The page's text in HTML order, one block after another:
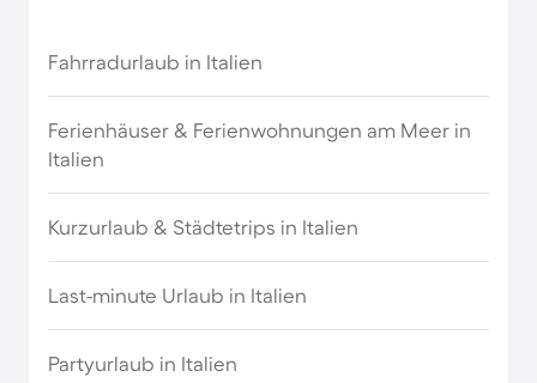
Fahrradurlaub in Italien
Ferienhäuser & Ferienwohnungen am Meer in
Italien
Kurzurlaub & Städtetrips in Italien
Last-minute Urlaub in Italien
Partyurlaub in Italien